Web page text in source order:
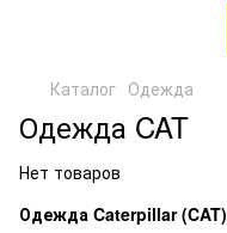
Каталог Одежда
Одежда CAT
Нет товаров
Одежда Caterpillar (CAT)